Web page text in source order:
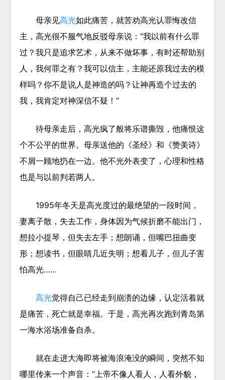
母亲见高光如此痛苦，就苦劝高光认罪悔改信
主，高光很不服气地反驳母亲说：“我以前有什么罪
过？我只是追求艺术，从来不做坏事，有时还帮助别
人，我何罪之有？我可以信主，主能还原我过去的模
样吗？你不是说人是神造的吗？让神再造个过去的
我，我肯定对神深信不疑！”
待母亲走后，高光疯了般将乐谱撕毁，他痛恨这
个不公平的世界。母亲送他的《圣经》和《赞美诗》
不屑一顾地扔在一边。他不光外表变了，心理和性格
也是与以前判若两人。
1995年冬天是高光度过的最绝望的一段时间，
妻离子散，失去工作，身体因为气候折磨不能出门，
想拉小提琴，但失去左手；想朗诵，但嘴巴扭曲变
形；想读书，但眼睛几近失明；想看儿子，但儿子害
怕高光……
高光觉得自己已经走到崩溃的边缘，认定活着就
是痛苦，死亡就是幸福。于是，高光再次跑到青岛第
一海水浴场准备自杀。
就在走进大海即将被海浪淹没的瞬间，突然不知
哪里传来一个声音：“上帝不像人看人，人看外貌，